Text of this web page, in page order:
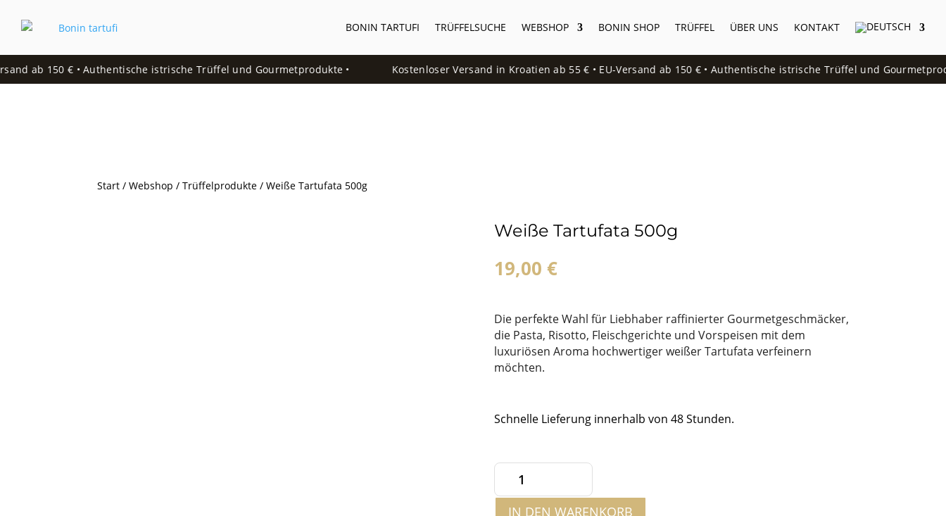
BONIN TARTUFI TRÜFFELSUCHE WEBSHOP BONIN SHOP TRÜFFEL ÜBER UNS KONTAKT
ab 150 € • Authentische istrische Trüffel und Gourmetprodukte • Kostenloser Versand in Kroatien ab 55 € • EU-Versand ab 150 € • Authentische istrische Trüffel und
Start /Webshop /Trüffelprodukte / Weiße Tartufata 500g
Weiße Tartufata 500g
19,00 €
Die perfekte Wahl für Liebhaber raffinierter Gourmetgeschmäcker,
die Pasta, Risotto, Fleischgerichte und Vorspeisen mit dem
luxuriösen Aroma hochwertiger weißer Tartufata verfeinern
möchten.
Schnelle Lieferung innerhalb von 48 Stunden.
Weiße
Tartufata
IN DEN WARENKORB